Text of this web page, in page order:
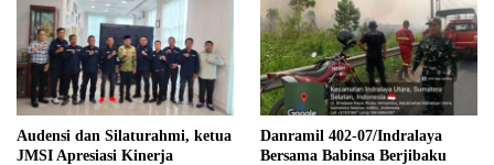
Audensi dan Silaturahmi, ketua
JMSI Apresiasi Kinerja
Danramil 402-07/Indralaya
Bersama Babinsa Berjibaku